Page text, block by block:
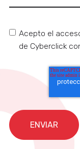
Acepto el
de Cyberclick